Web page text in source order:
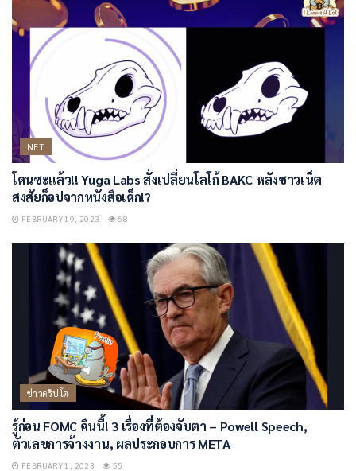
NFT
โดนซะแล้ว!! Yuga Labs สั่งเปลี่ยนโลโก้ BAKC หลังชาวเน็ต
สงสัยก็อปจากหนังสือเด็ก!?
FEBRUARY 19, 2023 68
ข่าวคริปโต
รู้ก่อน FOMC คืนนี้! 3 เรื่องที่ต้องจับตา – Powell Speech,
ตัวเลขการจ้างงาน, ผลประกอบการ META
FEBRUARY 1, 2023 55